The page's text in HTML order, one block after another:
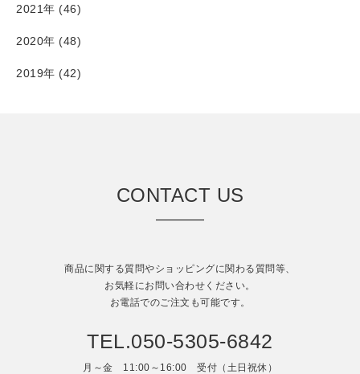
2021年 (46)
2020年 (48)
2019年 (42)
CONTACT US
商品に関する質問やショッピングに関わる質問等、
お気軽にお問い合わせください。
お電話でのご注文も可能です。
TEL.050-5305-6842
月～金 11:00～16:00 受付（土日祝休）